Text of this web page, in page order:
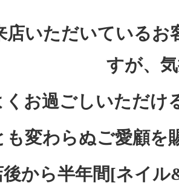
店いただいているお
すが、
くお過ごしいただけ
も変わらぬご愛顧を
後から半年間[ネイ